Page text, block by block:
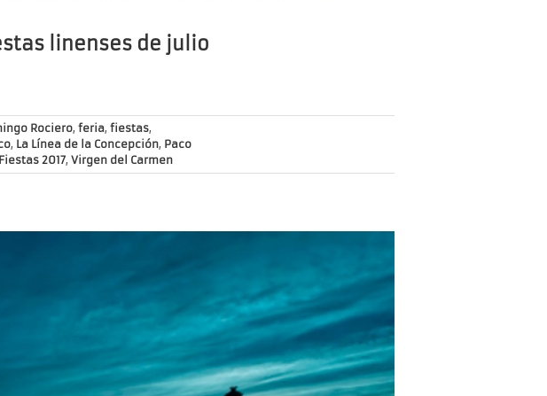
linenses de julio
Rociero, feria, fiestas,
, La Línea de la Concepción, Paco
2017, Virgen del Carmen